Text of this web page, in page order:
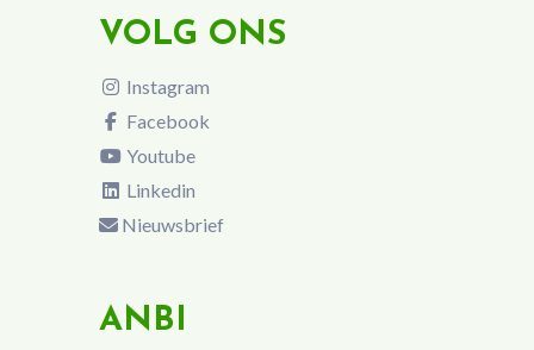
VOLG ONS
Instagram
Facebook
Youtube
Linkedin
Nieuwsbrief
ANBI